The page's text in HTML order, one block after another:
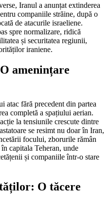
Iranul a anunțat extinderea
companiile străine, după o
de atacurile israeliene.
spre normalizare, ridică
și securitatea regiunii,
iraniene.
amenințare
atac fără precedent din partea
completă a spațiului aerian.
la tensiunile crescute dintre
se resimt nu doar în Iran,
focului, zborurile rămân
capitala Teheran, unde
și companiile într-o stare
O tăcere